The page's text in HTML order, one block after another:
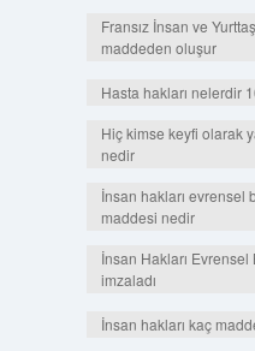
Fransız İnsan ve
maddeden oluşur
Hasta hakları nelerdir
Hiç kimse keyfi olarak
nedir
İnsan hakları evrensel
maddesi nedir
İnsan Hakları
imzaladı
İnsan hakları kaç